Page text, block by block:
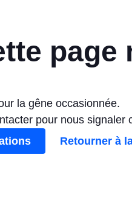
page
la gêne occasionnée.
pour nous signaler
Retourner à